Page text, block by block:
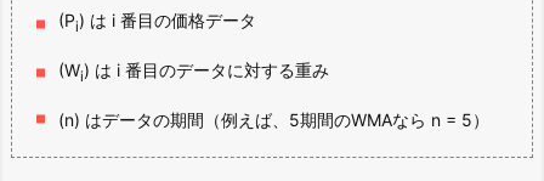
(Pi) は i 番目の価格データ
(Wi) は i 番目のデータに対する重み
(n) はデータの期間（例えば、5期間のWMAなら n = 5）